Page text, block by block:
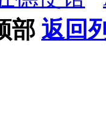
部 返回